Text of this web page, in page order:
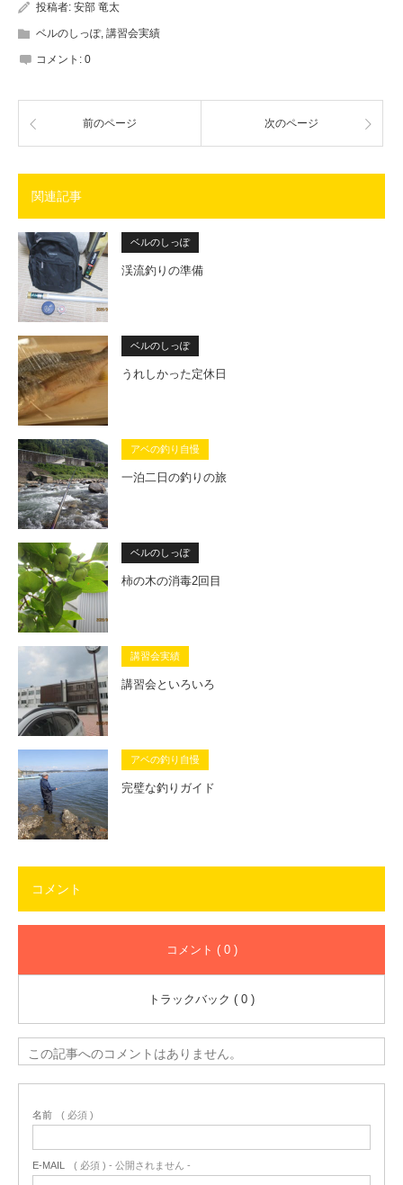
投稿者: 安部 竜太
ベルのしっぽ, 講習会実績
コメント: 0
前のページ 次のページ
関連記事
ベルのしっぽ
渓流釣りの準備
ベルのしっぽ
うれしかった定休日
アベの釣り自慢
一泊二日の釣りの旅
ベルのしっぽ
柿の木の消毒2回目
講習会実績
講習会といろいろ
アベの釣り自慢
完璧な釣りガイド
コメント
コメント ( 0 )
トラックバック ( 0 )
この記事へのコメントはありません。
名前 ( 必須 )
E-MAIL ( 必須 ) - 公開されません -